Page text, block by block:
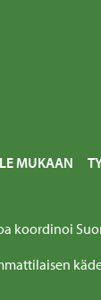
MUKAAN
koordinoi